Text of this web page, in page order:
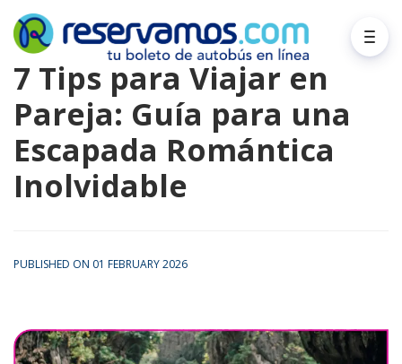
7 Tips para Viajar en
Pareja: Guía para una
Escapada Romántica
Inolvidable
PUBLISHED ON 01 FEBRUARY 2026